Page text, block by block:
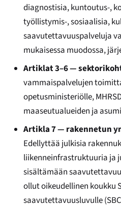
diagnostisia, kuntoutus-,
työllistymis-, sosiaalisia,
saavutettavuuspalveluja
mukaisessa muodossa,
Artiklat 3–6 —
vammaispalvelujen
opetusministeriölle,
maaseutualueiden ja
Artikla 7 — rakennetun
Edellyttää julkisia
liikenneinfrastruktuuria ja
sisältämään
ollut oikeudellinen koukku
saavutettavuusluvulle